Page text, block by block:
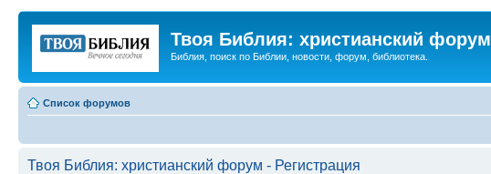
Твоя Библия: христианский форум
Библия, поиск по Библии, новости, форум, библиотека.
Список форумов
Твоя Библия: христианский форум - Регистрация